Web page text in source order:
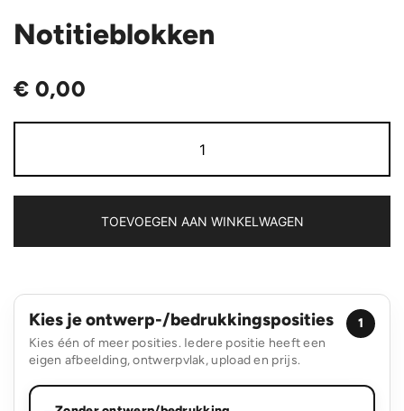
Notitieblokken
€ 0,00
aantal
TOEVOEGEN AAN WINKELWAGEN
Kies je ontwerp-/bedrukkingsposities
Kies één of meer posities. Iedere positie heeft een
eigen afbeelding, ontwerpvlak, upload en prijs.
1